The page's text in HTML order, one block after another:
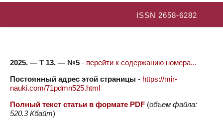
ISSN 2658-6282
2025. — Т 13. — №5 - перейти к содержанию номера...
Постоянный адрес этой страницы - https://mir-
nauki.com/71pdmn525.html
Полный текст статьи в формате PDF (объем файла:
520.3 Кбайт)